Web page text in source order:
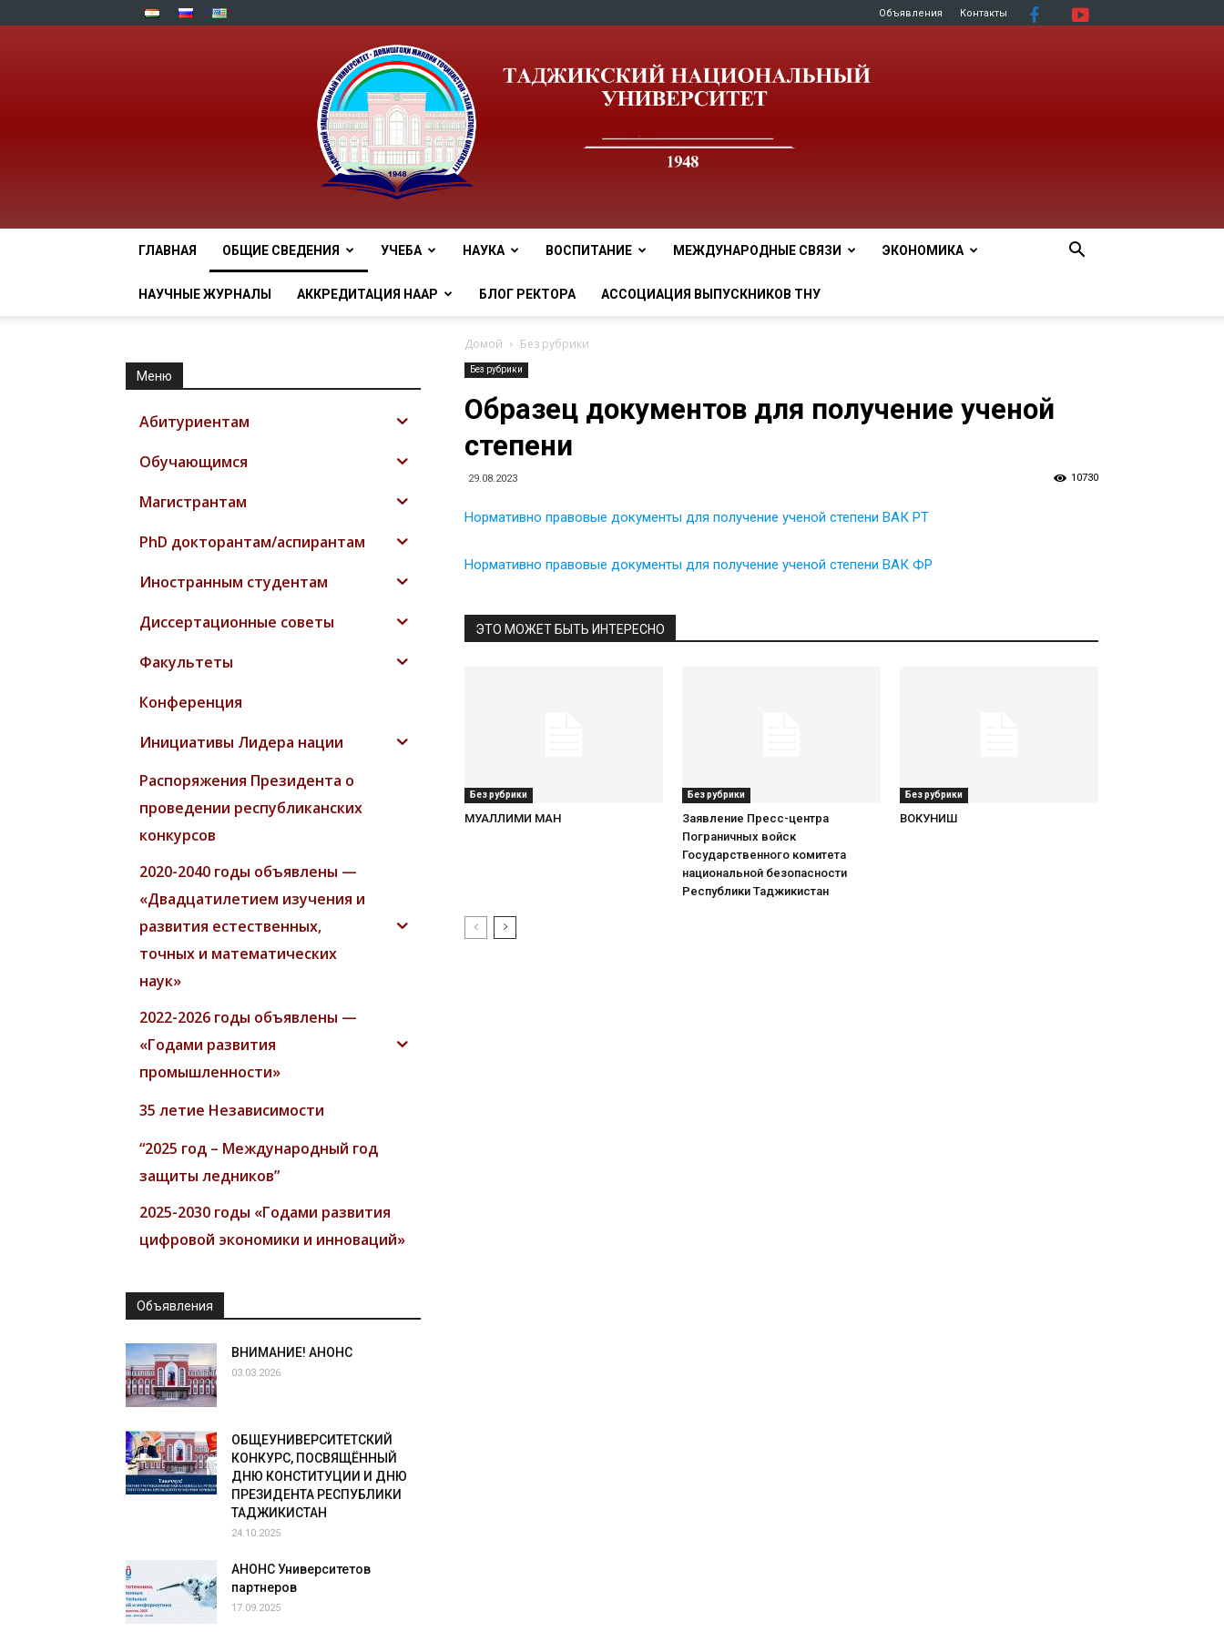
Объявления Контакты
tnu
ГЛАВНАЯ ОБЩИЕ СВЕДЕНИЯ УЧЕБА НАУКА ВОСПИТАНИЕ МЕЖДУНАРОДНЫЕ СВЯЗИ ЭКОНОМИКА
НАУЧНЫЕ ЖУРНАЛЫ АККРЕДИТАЦИЯ НААР БЛОГ РЕКТОРА АССОЦИАЦИЯ ВЫПУСКНИКОВ ТНУ
Домой Без рубрики
Без рубрики
Образец документов для получение ученой
степени
29.08.2023 10730
Нормативно правовые документы для получение ученой степени ВАК РТ
Нормативно правовые документы для получение ученой степени ВАК ФР
ЭТО МОЖЕТ БЫТЬ ИНТЕРЕСНО
Без рубрики
МУАЛЛИМИ МАН
Без рубрики
Заявление Пресс-центра
Пограничных войск
Государственного комитета
национальной безопасности
Республики Таджикистан
Без рубрики
ВОКУНИШ
Меню
Абитуриентам
Обучающимся
Магистрантам
PhD докторантам/аспирантам
Иностранным студентам
Диссертационные советы
Факультеты
Конференция
Инициативы Лидера нации
Распоряжения Президента о
проведении республиканских
конкурсов
2020-2040 годы объявлены —
«Двадцатилетием изучения и
развития естественных,
точных и математических
наук»
2022-2026 годы объявлены —
«Годами развития
промышленности»
35 летие Независимости
“2025 год – Международный год
защиты ледников”
2025-2030 годы «Годами развития
цифровой экономики и инноваций»
Объявления
ВНИМАНИЕ! АНОНС
03.03.2026
ОБЩЕУНИВЕРСИТЕТСКИЙ
КОНКУРС, ПОСВЯЩЁННЫЙ
ДНЮ КОНСТИТУЦИИ И ДНЮ
ПРЕЗИДЕНТА РЕСПУБЛИКИ
ТАДЖИКИСТАН
24.10.2025
АНОНС Университетов
партнеров
17.09.2025